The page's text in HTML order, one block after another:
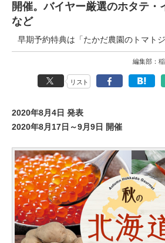
開催。バイヤー厳選のホタテ・
など
早期予約特典は「たかだ農園のトマトジ
編集部：
リスト
2020年8月4日 発表
2020年8月17日～9月9日 開催